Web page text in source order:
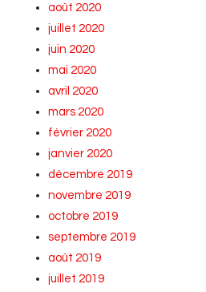
août 2020
juillet 2020
juin 2020
mai 2020
avril 2020
mars 2020
février 2020
janvier 2020
décembre 2019
novembre 2019
octobre 2019
septembre 2019
août 2019
juillet 2019